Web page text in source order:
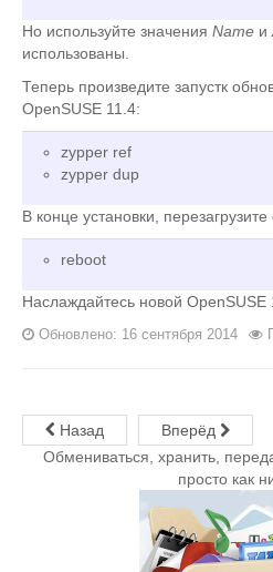
Но используйте значения Name и
использованы.
Теперь произведите запустк
OpenSUSE 11.4:
zypper ref
zypper dup
В конце установки, перезагрузите
reboot
Наслаждайтесь новой OpenSUSE
Обновлено: 16 сентября 2014
Назад
Вперёд
Обмениваться, хранить,
просто как